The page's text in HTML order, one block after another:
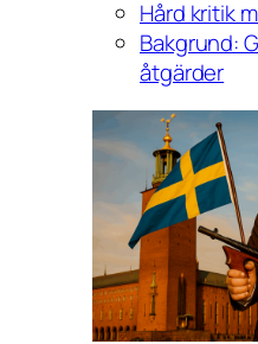
Hård kritik
Bakgrund:
åtgärder